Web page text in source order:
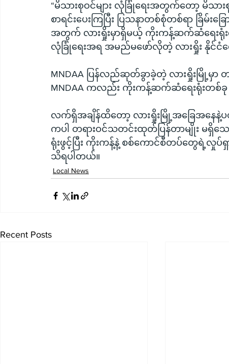
“မိသားစုဝင်များ လုံခြုံရေးအတွက်တော့ မိသ
စာရင်းပေးကြပြီး ပြသနာတစ်စုံတစ်ရာ ခြိမ်း
အတွက် လားရှိုးမှာရှိမယ့် ကိုးကန့်ဆက်ဆံရေးရုံး
လုံခြုံရေးအရ အမည်မဖော်လိုတဲ့ လားရှိုး နိုင်ငံ
MNDAA ပြန်လည်ဆုတ်ခွာခဲ့တဲ့ လားရှိုးမြို့မှာ
MNDAA ကလည်း ကိုးကန့်ဆက်ဆံရေးရုံးတစ်ခု
လက်ရှိအချိန်ထိတော့ လားရှိုးမြို့အခြေအနေ
ကပါ တရားဝင်သတင်းထုတ်ပြန်တာမျိုး မရှိသေ
ရုံးဖွင့်ပြီး ကိုးကန့်နဲ့ စစ်ကောင်စီတပ်တွေရဲ့လှု
သိရပါတယ်။
Local News
Recent Posts